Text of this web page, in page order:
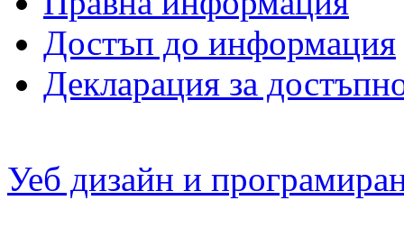
Достъп до информация
Декларация за
Уеб дизайн и